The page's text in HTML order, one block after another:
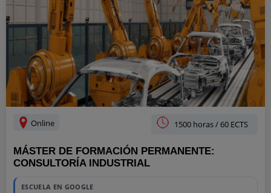
Online 1500 horas / 60 ECTS
MÁSTER DE FORMACIÓN PERMANENTE:
CONSULTORÍA INDUSTRIAL
ESCUELA EN GOOGLE